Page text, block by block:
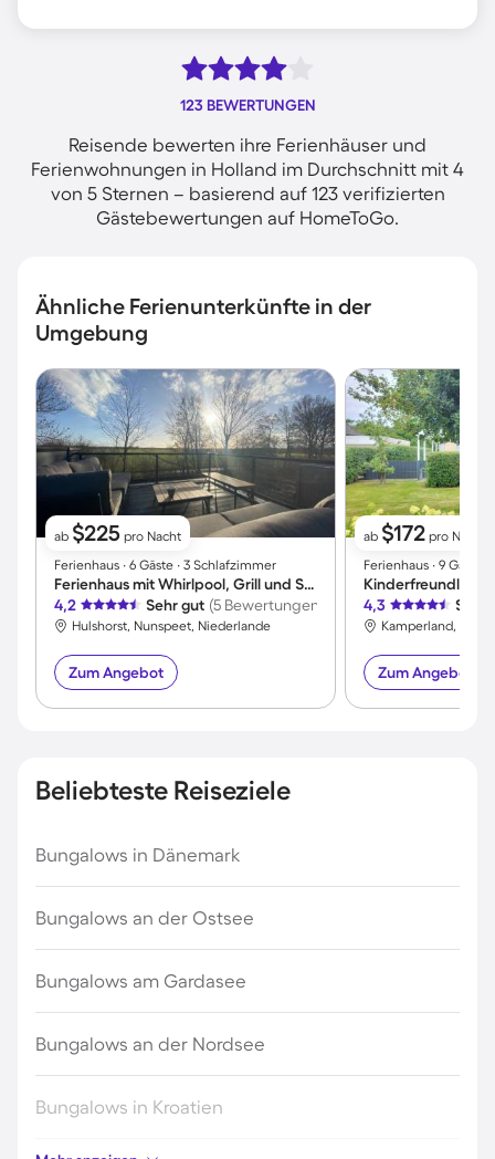
123 BEWERTUNGEN
Reisende bewerten ihre Ferienhäuser und
Ferienwohnungen in Holland im Durchschnitt mit 4
von 5 Sternen – basierend auf 123 verifizierten
Gästebewertungen auf HomeToGo.
Ähnliche Ferienunterkünfte in der
Umgebung
ab $225 pro Nacht
Ferienhaus ∙ 6 Gäste ∙ 3 Schlafzimmer
Ferienhaus mit Whirlpool, Grill und Sauna | Meerblick
4,2
Sehr gut (5 Bewertungen)
Hulshorst, Nunspeet, Niederlande
Zum Angebot
ab $172 pro Nacht
Ferienhaus ∙ 9 Gäste
4,3 Sehr
Zum Angebot
Beliebteste Reiseziele
Bungalows in Dänemark
Bungalows an der Ostsee
Bungalows am Gardasee
Bungalows an der Nordsee
Bungalows in Kroatien